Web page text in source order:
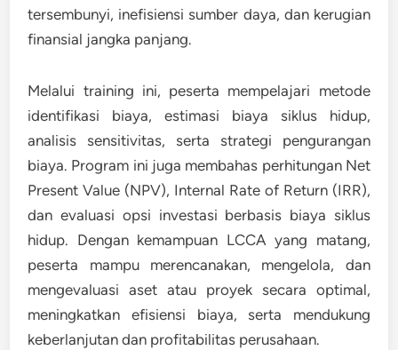
tersembunyi, inefisiensi sumber daya, dan kerugian
finansial jangka panjang.
Melalui training ini, peserta mempelajari metode
identifikasi biaya, estimasi biaya siklus hidup,
analisis sensitivitas, serta strategi pengurangan
biaya. Program ini juga membahas perhitungan Net
Present Value (NPV), Internal Rate of Return (IRR),
dan evaluasi opsi investasi berbasis biaya siklus
hidup. Dengan kemampuan LCCA yang matang,
peserta mampu merencanakan, mengelola, dan
mengevaluasi aset atau proyek secara optimal,
meningkatkan efisiensi biaya, serta mendukung
keberlanjutan dan profitabilitas perusahaan.